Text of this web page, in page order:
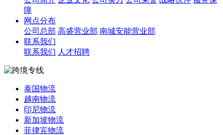
障
网点分布
公司总部 高盛营业部 南城安能营业部
联系我们
联系我们 人才招聘
泰国物流
越南物流
印尼物流
新加坡物流
菲律宾物流